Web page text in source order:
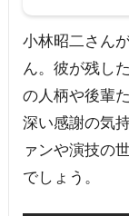
小林昭二さん
ん。彼が残し
の人柄や後輩
深い感謝の気
ァンや演技の
でしょう。